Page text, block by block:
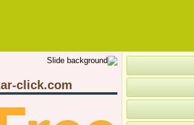
click.com